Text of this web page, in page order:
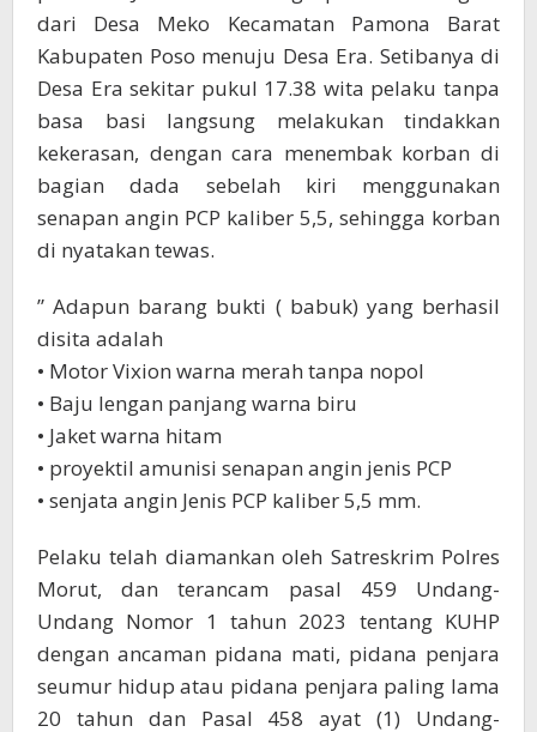
dari Desa Meko Kecamatan Pamona Barat
Kabupaten Poso menuju Desa Era. Setibanya di
Desa Era sekitar pukul 17.38 wita pelaku tanpa
basa basi langsung melakukan tindakkan
kekerasan, dengan cara menembak korban di
bagian dada sebelah kiri menggunakan
senapan angin PCP kaliber 5,5, sehingga korban
di nyatakan tewas.
” Adapun barang bukti ( babuk) yang berhasil
disita adalah
• Motor Vixion warna merah tanpa nopol
• ⁠Baju lengan panjang warna biru
• ⁠Jaket warna hitam
• ⁠proyektil amunisi senapan angin jenis PCP
• ⁠senjata angin Jenis PCP kaliber 5,5 mm.
Pelaku telah diamankan oleh Satreskrim Polres
Morut, dan terancam pasal 459 Undang-
Undang Nomor 1 tahun 2023 tentang KUHP
dengan ancaman pidana mati, pidana penjara
seumur hidup atau pidana penjara paling lama
20 tahun dan Pasal 458 ayat (1) Undang-